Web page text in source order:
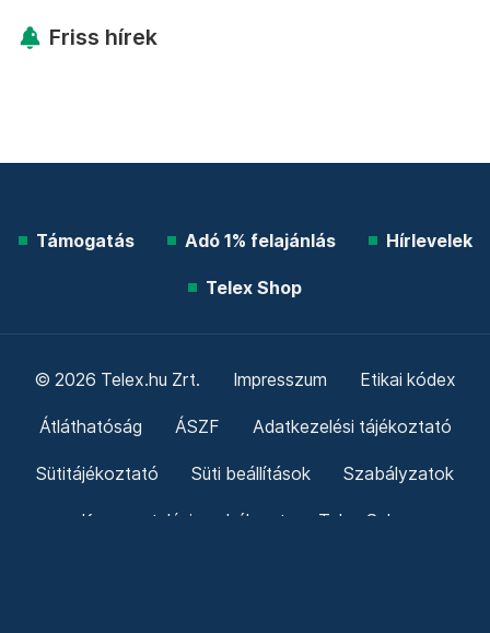
Friss hírek
Támogatás Adó 1% felajánlás Hírlevelek
Telex Shop
© 2026 Telex.hu Zrt. Impresszum Etikai kódex
Átláthatóság ÁSZF Adatkezelési tájékoztató
Sütitájékoztató Süti beállítások Szabályzatok
Kommentelési szabályzat Telex Sales